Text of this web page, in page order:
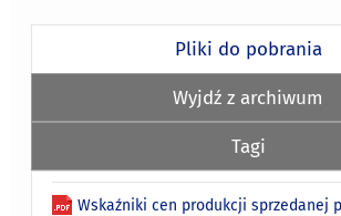
Pliki do pobrania
Wyjdź z archiwum
Tagi
Wskaźniki cen produkcji sprzedanej